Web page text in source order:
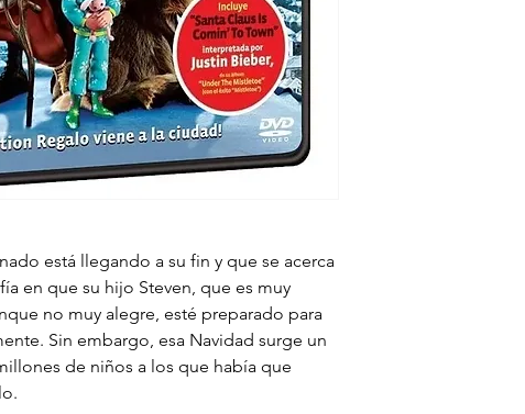
está llegando a su fin y que se acerca
en que su hijo Steven, que es muy
no muy alegre, esté preparado para
Sin embargo, esa Navidad surge un
de niños a los que había que